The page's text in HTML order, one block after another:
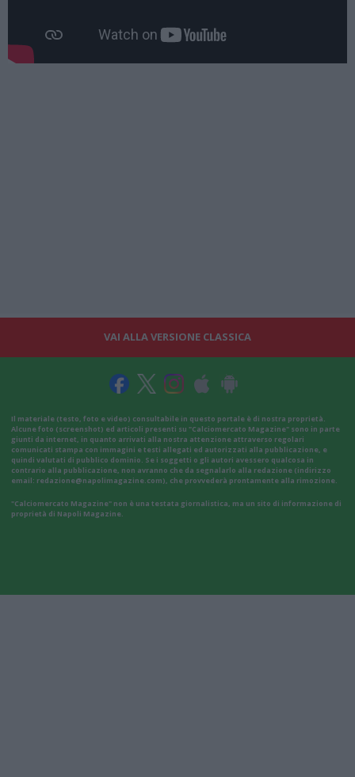
VAI ALLA VERSIONE CLASSICA
Il materiale (testo, foto e video) consultabile in questo portale è di nostra proprietà.
Alcune foto (screenshot) ed articoli presenti su "Calciomercato Magazine" sono in parte
giunti da internet, in quanto arrivati alla nostra attenzione attraverso regolari
comunicati stampa con immagini e testi allegati ed autorizzati alla pubblicazione, e
quindi valutati di pubblico dominio. Se i soggetti o gli autori avessero qualcosa in
contrario alla pubblicazione, non avranno che da segnalarlo alla redazione (indirizzo
email: redazione@napolimagazine.com), che provvederà prontamente alla rimozione.
"Calciomercato Magazine" non è una testata giornalistica, ma un sito di informazione di
proprietà di Napoli Magazine.